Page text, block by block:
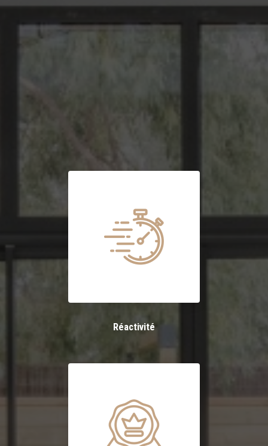
Réactivité